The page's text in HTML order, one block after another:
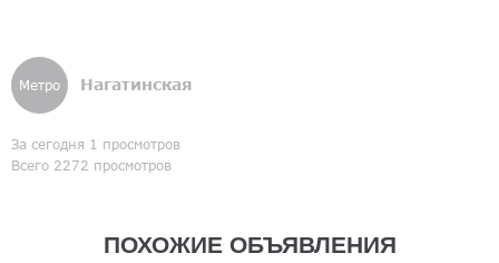
Метро Нагатинская
За сегодня 1 просмотров
Всего 2272 просмотров
ПОХОЖИЕ ОБЪЯВЛЕНИЯ